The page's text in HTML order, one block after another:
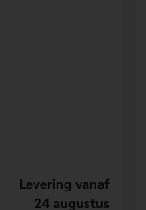
Levering vanaf
24 augustus